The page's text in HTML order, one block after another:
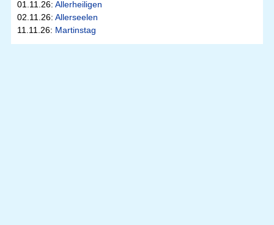
01.11.26: Allerheiligen
02.11.26: Allerseelen
11.11.26: Martinstag